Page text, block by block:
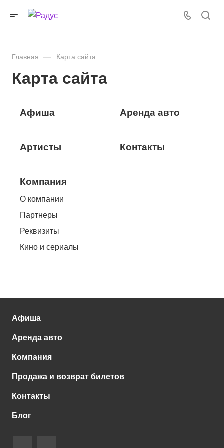
Главная — Карта сайта
Карта сайта
Афиша
Артисты
Компания
О компании
Партнеры
Реквизиты
Кино и сериалы
Аренда авто
Контакты
Афиша
Аренда авто
Компания
Продажа и возврат билетов
Контакты
Блог